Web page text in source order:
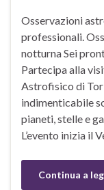
Osservazioni
professionali.
notturna Sei
Partecipa alla
Astrofisico di
indimenticabile
pianeti, stelle e
L’evento inizia il
Continua a